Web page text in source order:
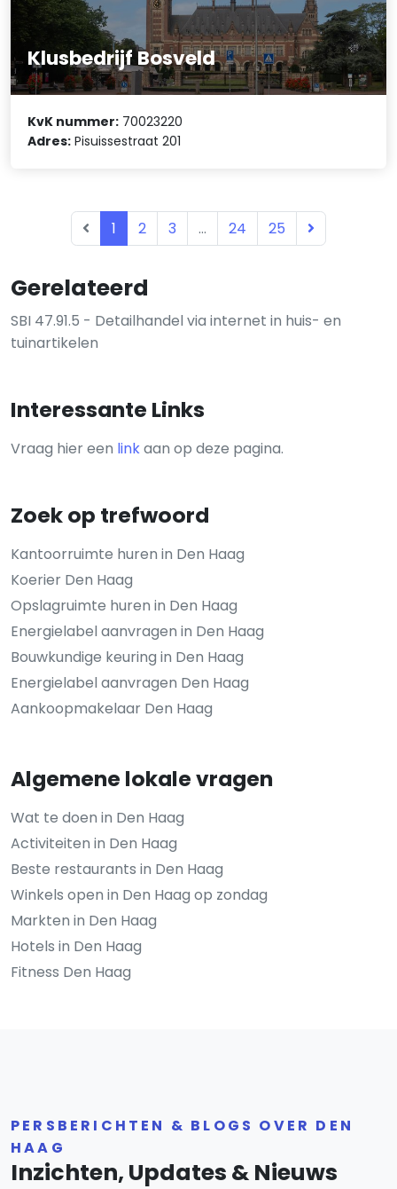
Gerelateerd
SBI 47.91.5 - Detailhandel via internet in huis- en
tuinartikelen
Interessante Links
Vraag hier een linkaan op deze pagina.
Zoek op trefwoord
Kantoorruimte huren in Den Haag
Koerier Den Haag
Opslagruimte huren in Den Haag
Energielabel aanvragen in Den Haag
Bouwkundige keuring in Den Haag
Energielabel aanvragen Den Haag
Aankoopmakelaar Den Haag
Algemene lokale vragen
Wat te doen in Den Haag
Activiteiten in Den Haag
Beste restaurants in Den Haag
Winkels open in Den Haag op zondag
Markten in Den Haag
Hotels in Den Haag
Fitness Den Haag
Klusbedrijf Bosveld
KvK nummer: 70023220
Adres: Pisuissestraat 201
1 2 3 ... 24 25
PERSBERICHTEN & BLOGS OVER DEN
HAAG
Inzichten, Updates & Nieuws